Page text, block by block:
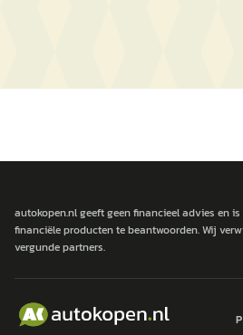
autokopen.nl geeft geen financieel advies en
financiële producten te beantwoorden. Wij
vergunde partners.